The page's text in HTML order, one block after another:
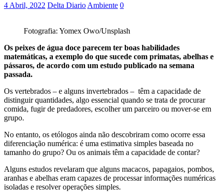
4 Abril, 2022 Delta Diario Ambiente 0
Fotografia: Yomex Owo/Unsplash
Os peixes de água doce parecem ter boas habilidades
matemáticas, a exemplo do que sucede com primatas, abelhas e
pássaros, de acordo com um estudo publicado na semana
passada.
Os vertebrados – e alguns invertebrados – têm a capacidade de
distinguir quantidades, algo essencial quando se trata de procurar
comida, fugir de predadores, escolher um parceiro ou mover-se em
grupo.
No entanto, os etólogos ainda não descobriram como ocorre essa
diferenciação numérica: é uma estimativa simples baseada no
tamanho do grupo? Ou os animais têm a capacidade de contar?
Alguns estudos revelaram que alguns macacos, papagaios, pombos,
aranhas e abelhas eram capazes de processar informações numéricas
isoladas e resolver operações simples.